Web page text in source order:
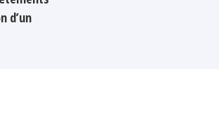
d’un